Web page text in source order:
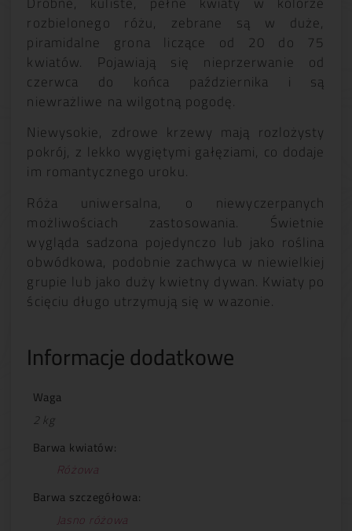
rozbielonego różu, zebrane są w duże,
piramidalne grona liczące od 20 do 75
kwiatów. Pojawiają się nieprzerwanie od
czerwca do końca października i są
niewrażliwe na wilgotną pogodę.
Niewysokie, zdrowe krzewy mają rozlożysty
pokrój, z lekko wygiętymi gałęziami, co dodaje
im romantycznego uroku.
Róża uniwersalna, o niewyczerpanych
możliwościach zastosowania. Świetnie
wygląda sadzona pojedynczo lub jako roślina
obwódkowa, podobnie zachwyca w niewielkiej
grupie lub jako duży kwietny dywan. Kwiaty po
ścięciu długo utrzymują się w wazonie.
Informacje dodatkowe
Waga
2 kg
Barwa kwiatów:
Różowa
Barwa szczegółowa:
Jasno różowa